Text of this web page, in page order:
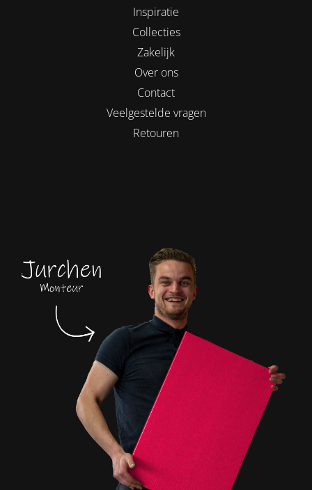
Inspiratie
Collecties
Zakelijk
Over ons
Contact
Veelgestelde vragen
Retouren